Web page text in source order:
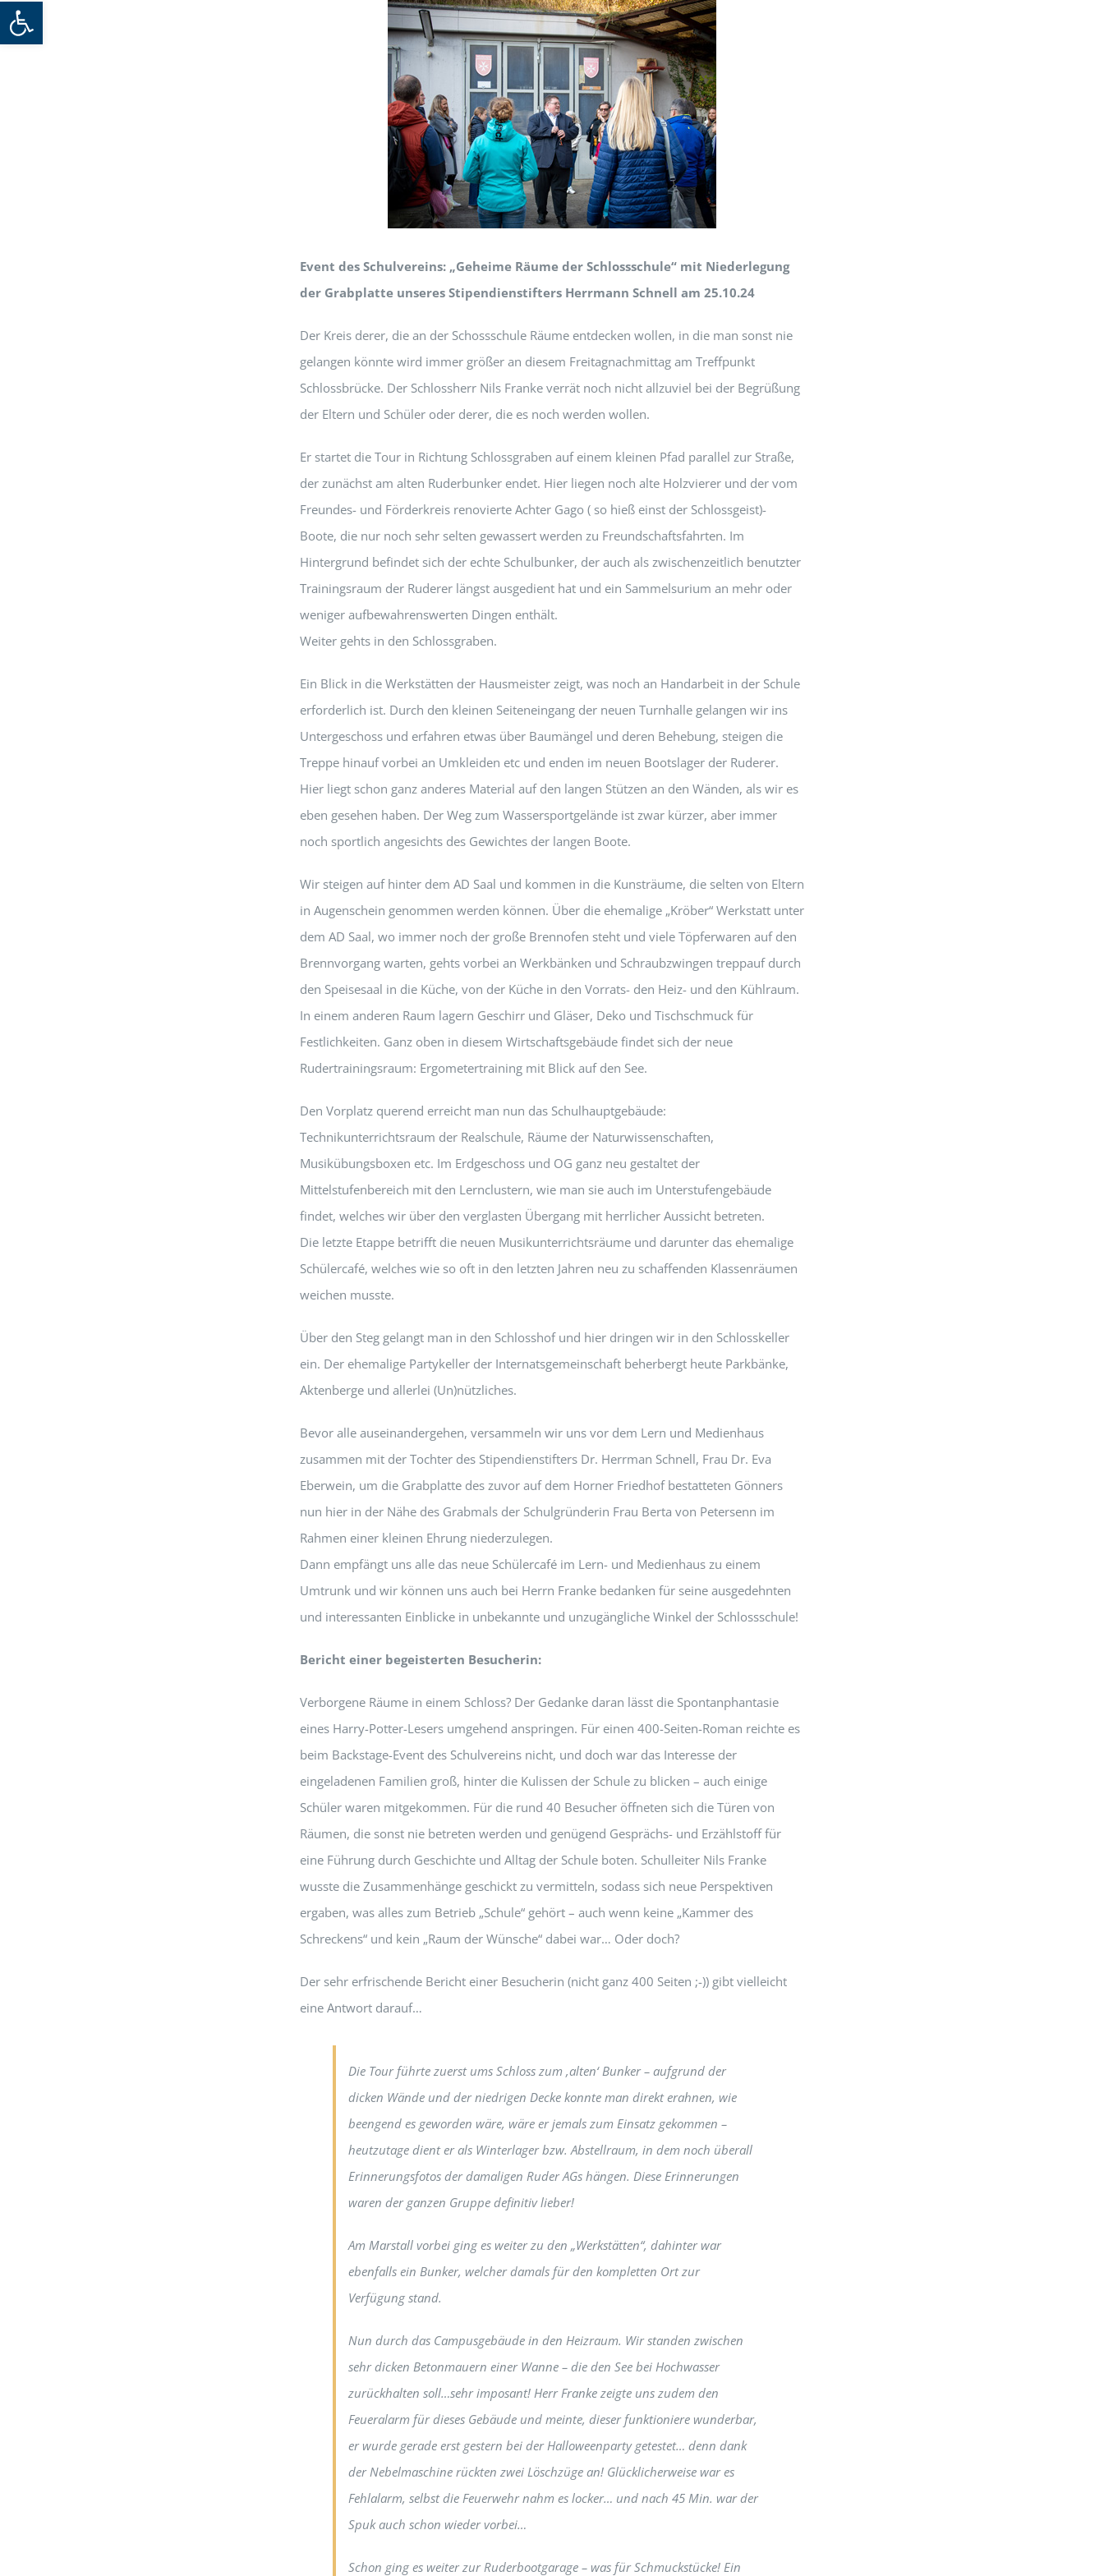
Werkzeugleiste öffnen
Event des Schulvereins: „Geheime Räume der Schlossschule“ mit Niederlegung
der Grabplatte unseres Stipendienstifters Herrmann Schnell am 25.10.24
Der Kreis derer, die an der Schossschule Räume entdecken wollen, in die man sonst nie
gelangen könnte wird immer größer an diesem Freitagnachmittag am Treffpunkt
Schlossbrücke. Der Schlossherr Nils Franke verrät noch nicht allzuviel bei der Begrüßung
der Eltern und Schüler oder derer, die es noch werden wollen.
Er startet die Tour in Richtung Schlossgraben auf einem kleinen Pfad parallel zur Straße,
der zunächst am alten Ruderbunker endet. Hier liegen noch alte Holzvierer und der vom
Freundes- und Förderkreis renovierte Achter Gago ( so hieß einst der Schlossgeist)-
Boote, die nur noch sehr selten gewassert werden zu Freundschaftsfahrten. Im
Hintergrund befindet sich der echte Schulbunker, der auch als zwischenzeitlich benutzter
Trainingsraum der Ruderer längst ausgedient hat und ein Sammelsurium an mehr oder
weniger aufbewahrenswerten Dingen enthält.
Weiter gehts in den Schlossgraben.
Ein Blick in die Werkstätten der Hausmeister zeigt, was noch an Handarbeit in der Schule
erforderlich ist. Durch den kleinen Seiteneingang der neuen Turnhalle gelangen wir ins
Untergeschoss und erfahren etwas über Baumängel und deren Behebung, steigen die
Treppe hinauf vorbei an Umkleiden etc und enden im neuen Bootslager der Ruderer.
Hier liegt schon ganz anderes Material auf den langen Stützen an den Wänden, als wir es
eben gesehen haben. Der Weg zum Wassersportgelände ist zwar kürzer, aber immer
noch sportlich angesichts des Gewichtes der langen Boote.
Wir steigen auf hinter dem AD Saal und kommen in die Kunsträume, die selten von Eltern
in Augenschein genommen werden können. Über die ehemalige „Kröber“ Werkstatt unter
dem AD Saal, wo immer noch der große Brennofen steht und viele Töpferwaren auf den
Brennvorgang warten, gehts vorbei an Werkbänken und Schraubzwingen treppauf durch
den Speisesaal in die Küche, von der Küche in den Vorrats- den Heiz- und den Kühlraum.
In einem anderen Raum lagern Geschirr und Gläser, Deko und Tischschmuck für
Festlichkeiten. Ganz oben in diesem Wirtschaftsgebäude findet sich der neue
Rudertrainingsraum: Ergometertraining mit Blick auf den See.
Den Vorplatz querend erreicht man nun das Schulhauptgebäude:
Technikunterrichtsraum der Realschule, Räume der Naturwissenschaften,
Musikübungsboxen etc. Im Erdgeschoss und OG ganz neu gestaltet der
Mittelstufenbereich mit den Lernclustern, wie man sie auch im Unterstufengebäude
findet, welches wir über den verglasten Übergang mit herrlicher Aussicht betreten.
Die letzte Etappe betrifft die neuen Musikunterrichtsräume und darunter das ehemalige
Schülercafé, welches wie so oft in den letzten Jahren neu zu schaffenden Klassenräumen
weichen musste.
Über den Steg gelangt man in den Schlosshof und hier dringen wir in den Schlosskeller
ein. Der ehemalige Partykeller der Internatsgemeinschaft beherbergt heute Parkbänke,
Aktenberge und allerlei (Un)nützliches.
Bevor alle auseinandergehen, versammeln wir uns vor dem Lern und Medienhaus
zusammen mit der Tochter des Stipendienstifters Dr. Herrman Schnell, Frau Dr. Eva
Eberwein, um die Grabplatte des zuvor auf dem Horner Friedhof bestatteten Gönners
nun hier in der Nähe des Grabmals der Schulgründerin Frau Berta von Petersenn im
Rahmen einer kleinen Ehrung niederzulegen.
Dann empfängt uns alle das neue Schülercafé im Lern- und Medienhaus zu einem
Umtrunk und wir können uns auch bei Herrn Franke bedanken für seine ausgedehnten
und interessanten Einblicke in unbekannte und unzugängliche Winkel der Schlossschule!
Bericht einer begeisterten Besucherin:
Verborgene Räume in einem Schloss? Der Gedanke daran lässt die Spontanphantasie
eines Harry-Potter-Lesers umgehend anspringen. Für einen 400-Seiten-Roman reichte es
beim Backstage-Event des Schulvereins nicht, und doch war das Interesse der
eingeladenen Familien groß, hinter die Kulissen der Schule zu blicken – auch einige
Schüler waren mitgekommen. Für die rund 40 Besucher öffneten sich die Türen von
Räumen, die sonst nie betreten werden und genügend Gesprächs- und Erzählstoff für
eine Führung durch Geschichte und Alltag der Schule boten. Schulleiter Nils Franke
wusste die Zusammenhänge geschickt zu vermitteln, sodass sich neue Perspektiven
ergaben, was alles zum Betrieb „Schule“ gehört – auch wenn keine „Kammer des
Schreckens“ und kein „Raum der Wünsche“ dabei war… Oder doch?
Der sehr erfrischende Bericht einer Besucherin (nicht ganz 400 Seiten ;-)) gibt vielleicht
eine Antwort darauf…
Die Tour führte zuerst ums Schloss zum ‚alten‘ Bunker – aufgrund der
dicken Wände und der niedrigen Decke konnte man direkt erahnen, wie
beengend es geworden wäre, wäre er jemals zum Einsatz gekommen –
heutzutage dient er als Winterlager bzw. Abstellraum, in dem noch überall
Erinnerungsfotos der damaligen Ruder AGs hängen. Diese Erinnerungen
waren der ganzen Gruppe definitiv lieber!
Am Marstall vorbei ging es weiter zu den „Werkstätten“, dahinter war
ebenfalls ein Bunker, welcher damals für den kompletten Ort zur
Verfügung stand.
Nun durch das Campusgebäude in den Heizraum. Wir standen zwischen
sehr dicken Betonmauern einer Wanne – die den See bei Hochwasser
zurückhalten soll…sehr imposant! Herr Franke zeigte uns zudem den
Feueralarm für dieses Gebäude und meinte, dieser funktioniere wunderbar,
er wurde gerade erst gestern bei der Halloweenparty getestet… denn dank
der Nebelmaschine rückten zwei Löschzüge an! Glücklicherweise war es
Fehlalarm, selbst die Feuerwehr nahm es locker… und nach 45 Min. war der
Spuk auch schon wieder vorbei…
Schon ging es weiter zur Ruderbootgarage – was für Schmuckstücke! Ein